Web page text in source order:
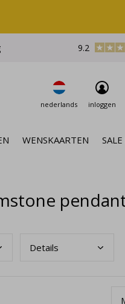
WENSKAARTEN SALE
nederlands inloggen
9.2
Details